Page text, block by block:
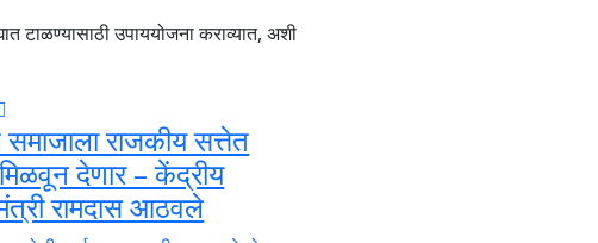
टाळण्यासाठी उपाययोजना कराव्यात, अशी
समाजाला राजकीय सत्तेत
देणार – केंद्रीय
रामदास आठवले